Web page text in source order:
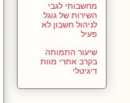
מחשבותי לגבי
השירות של גוגל
לניהול חשבון לא
פעיל
שיעור התמותה
בקרב אתרי מוות
דיגיטלי